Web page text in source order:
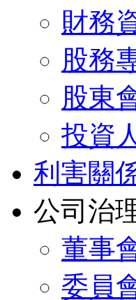
財務
股務
股東
投資
利害關
公司治
董事
委員